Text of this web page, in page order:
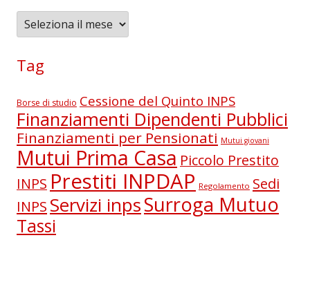
r
h
v
Tag
Borse di studio Cessione del Quinto INPS
Finanziamenti Dipendenti Pubblici
Finanziamenti per Pensionati Mutui giovani
Mutui Prima Casa Piccolo Prestito
INPS Prestiti INPDAP Regolamento Sedi
INPS Servizi inpsSurroga Mutuo
Tassi